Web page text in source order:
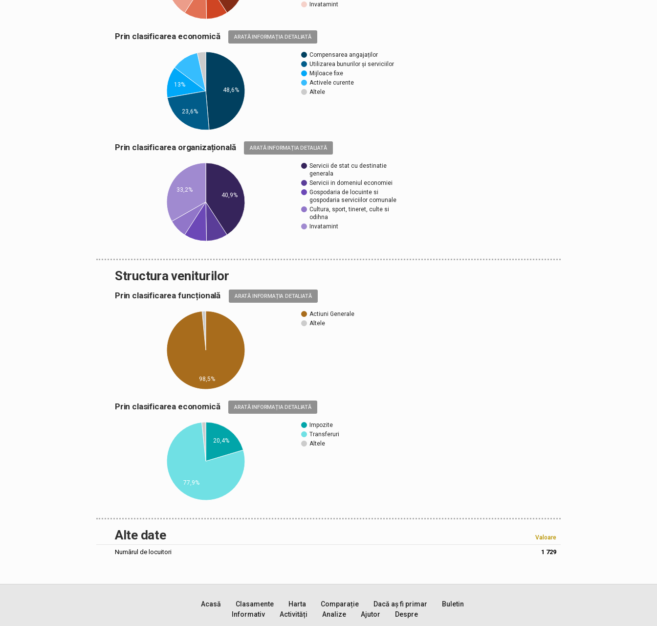
Invatamint
Prin clasificarea economică ARATĂ INFORMAȚIA DETALIATĂ
Compensarea angajaților
Utilizarea bunurilor și serviciilor
Mijloace fixe
Activele curente
Altele
48,6%
13%
23,6%
Prin clasificarea organizațională ARATĂ INFORMAȚIA DETALIATĂ
Servicii de stat cu destinatie
generala
Servicii in domeniul economiei
Gospodaria de locuinte si
gospodaria serviciilor comunale
Cultura, sport, tineret, culte si
odihna
Invatamint
40,9%
33,2%
Structura veniturilor
Prin clasificarea funcțională ARATĂ INFORMAȚIA DETALIATĂ
Actiuni Generale
Altele
98,5%
Prin clasificarea economică ARATĂ INFORMAȚIA DETALIATĂ
Impozite
Transferuri
Altele
20,4%
77,9%
Alte date Valoare
Numărul de locuitori 1 729
Acasă Clasamente Harta Comparație Dacă aș fi primar
Buletin
Informativ
Activități Analize Ajutor Despre